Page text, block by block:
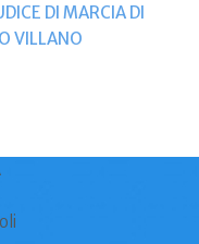
DI MARCIA DI
VILLANO